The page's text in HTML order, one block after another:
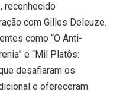
reconhecido
com Gilles Deleuze.
como “O Anti-
e “Mil Platôs:
desafiaram os
e ofereceram